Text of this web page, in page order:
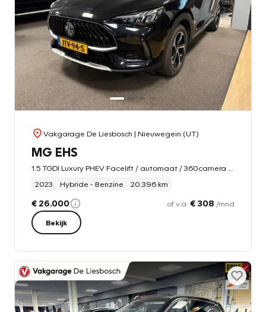
Vakgarage De Liesbosch | Nieuwegein (UT)
MG EHS
2023
Hybride - Benzine 20.396 km
€ 26.000 of v.a. € 308 /mnd
Bekijk